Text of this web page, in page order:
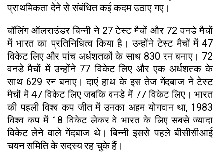
प्राथमिकता देने से संबंधित कई कदम उठाए गए।
बॉलिंग ऑलराउंडर बिन्नी ने 27 टेस्ट मैचों और 72 वनडे मैचों
में भारत का प्रतिनिधित्व किया है। उन्होंने टेस्ट मैचों में 47
विकेट लिए और पांच अर्धशतकों के साथ 830 रन बनाए। 72
वनडे मैचों में उन्होंने 77 विकेट लिए और एक अर्धशतक के
साथ 629 रन बनाए। दाएं हाथ के इस तेज गेंदबाज ने टेस्ट
मैचों में 47 विकेट लिए जबकि वनडे में 77 विकेट लिए। भारत
की पहली विश्व कप जीत में उनका अहम योगदान था, 1983
विश्व कप में 18 विकेट लेकर वे भारत के लिए सबसे ज्यादा
विकेट लेने वाले गेंदबाज थे। बिन्नी इससे पहले बीसीसीआई
चयन समिति के सदस्य रह चुके हैं।